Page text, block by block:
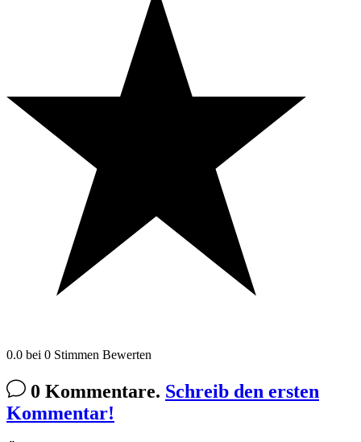
0.0 bei 0 Stimmen Bewerten
0 Kommentare. Schreib den ersten
Kommentar!